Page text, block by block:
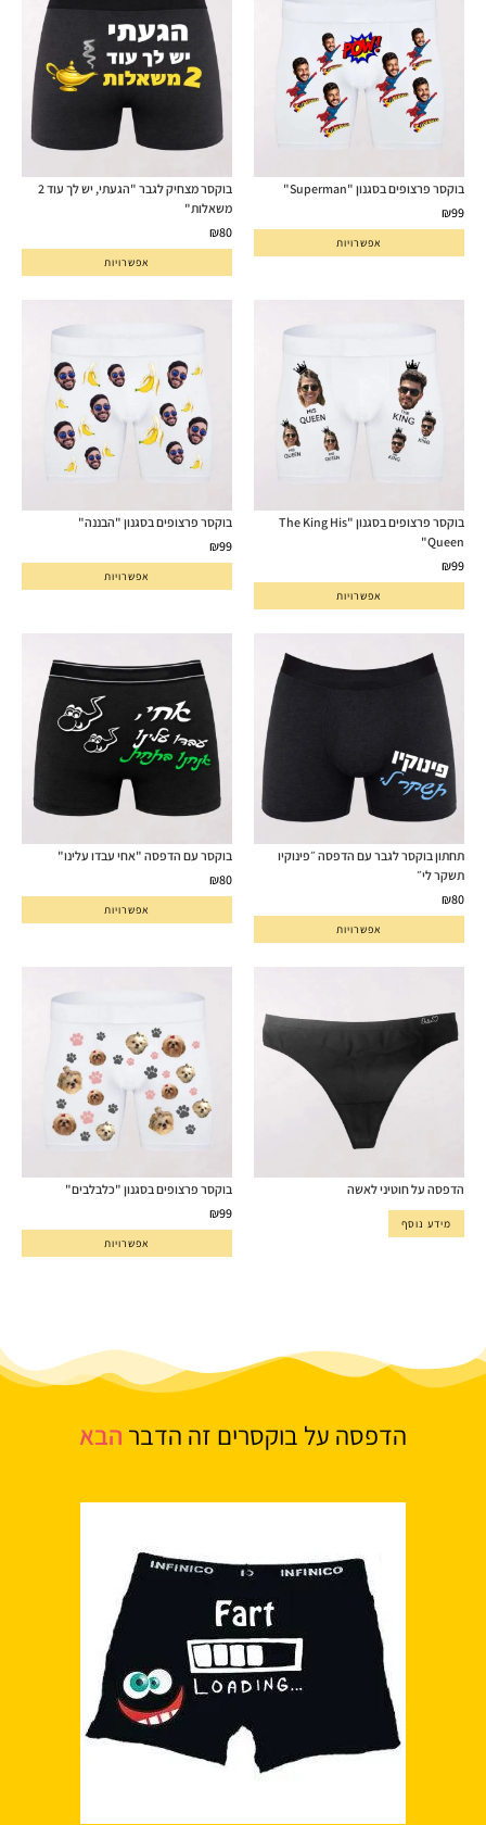
בוקסר פרצופים בסגנון "Superman"
₪99
אפשרויות
בוקסר מצחיק לגבר "הגעתי, יש לך עוד 2
משאלות"
₪80
אפשרויות
בוקסר פרצופים בסגנון "The King His
Queen"
₪99
אפשרויות
בוקסר פרצופים בסגנון "הבננה"
₪99
אפשרויות
תחתון בוקסר לגבר עם הדפסה ״פינוקיו
תשקר לי״
₪80
אפשרויות
בוקסר עם הדפסה "אחי עבדו עלינו"
₪80
אפשרויות
הדפסה על חוטיני לאשה
מידע נוסף
בוקסר פרצופים בסגנון "כלבלבים"
₪99
אפשרויות
הדפסה על בוקסרים זה הדבר הבא